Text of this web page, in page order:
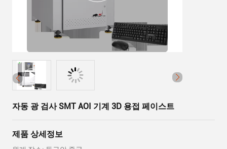
자동 광 검사 SMT AOI 기계 3D 용접 페이스트
제품 상세정보